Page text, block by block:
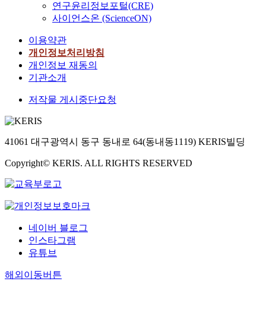
연구윤리정보포털(CRE)
사이언스온 (ScienceON)
이용약관
개인정보처리방침
개인정보 재동의
기관소개
저작물 게시중단요청
41061 대구광역시 동구 동내로 64(동내동1119) KERIS빌딩
Copyright© KERIS. ALL RIGHTS RESERVED
네이버 블로그
인스타그램
유튜브
해외이동버튼